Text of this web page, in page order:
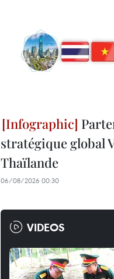
stratégique global
Thaïlande
06/08/2026 00:30
VIDEOS